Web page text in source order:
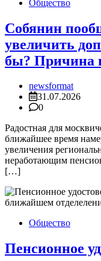
Общество
Собянин
увеличить
бы? Причина
newsformat
31.07.2026
0
Радостная для
ближайшее время
увеличения
неработающим
[…]
Общество
Пенсионное